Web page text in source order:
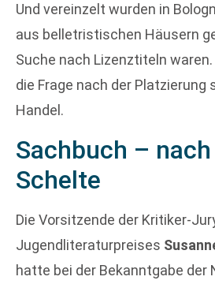
Und vereinzelt wurden in
aus belletristischen Häusern
Suche nach Lizenztiteln
die Frage nach der Platzierung
Handel.
Sachbuch –
Schelte
Die Vorsitzende der Kritiker-
Jugendliteraturpreises
hatte bei der Bekanntgabe der